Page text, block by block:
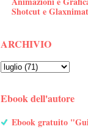
Shotcut e
ARCHIVIO
Ebook dell'autore
Ebook gratuito